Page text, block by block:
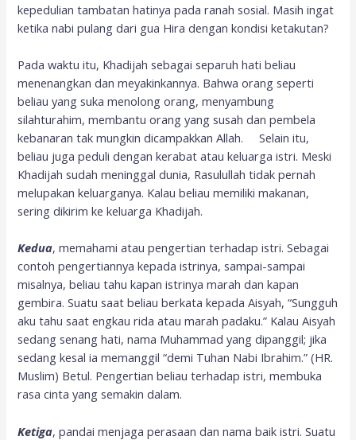
kepedulian tambatan hatinya pada ranah sosial. Masih ingat
ketika nabi pulang dari gua Hira dengan kondisi ketakutan?
Pada waktu itu, Khadijah sebagai separuh hati beliau
menenangkan dan meyakinkannya. Bahwa orang seperti
beliau yang suka menolong orang, menyambung
silahturahim, membantu orang yang susah dan pembela
kebanaran tak mungkin dicampakkan Allah. Selain itu,
beliau juga peduli dengan kerabat atau keluarga istri. Meski
Khadijah sudah meninggal dunia, Rasulullah tidak pernah
melupakan keluarganya. Kalau beliau memiliki makanan,
sering dikirim ke keluarga Khadijah.
Kedua, memahami atau pengertian terhadap istri. Sebagai
contoh pengertiannya kepada istrinya, sampai-sampai
misalnya, beliau tahu kapan istrinya marah dan kapan
gembira. Suatu saat beliau berkata kepada Aisyah, “Sungguh
aku tahu saat engkau rida atau marah padaku.” Kalau Aisyah
sedang senang hati, nama Muhammad yang dipanggil; jika
sedang kesal ia memanggil “demi Tuhan Nabi Ibrahim.” (HR.
Muslim) Betul. Pengertian beliau terhadap istri, membuka
rasa cinta yang semakin dalam.
Ketiga, pandai menjaga perasaan dan nama baik istri. Suatu